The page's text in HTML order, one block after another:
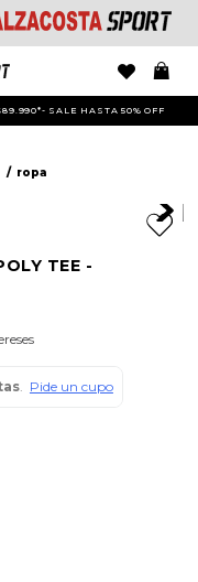
SALE HASTA 50% OFF
ropa
TEE -